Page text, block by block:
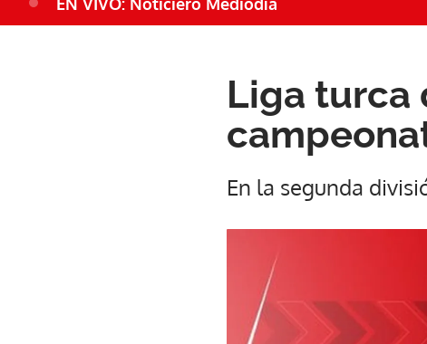
Liga turca
En la segunda